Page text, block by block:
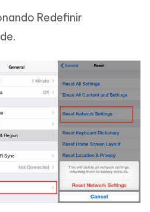
Redefinir